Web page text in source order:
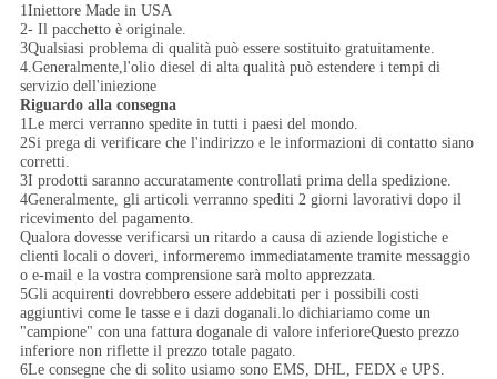
1Iniettore Made in USA
2- Il pacchetto è originale.
3Qualsiasi problema di qualità può essere sostituito gratuitamente.
4.Generalmente,l'olio diesel di alta qualità può estendere i tempi di
servizio dell'iniezione
Riguardo alla consegna
1Le merci verranno spedite in tutti i paesi del mondo.
2Si prega di verificare che l'indirizzo e le informazioni di contatto siano
corretti.
3I prodotti saranno accuratamente controllati prima della spedizione.
4Generalmente, gli articoli verranno spediti 2 giorni lavorativi dopo il
ricevimento del pagamento.
Qualora dovesse verificarsi un ritardo a causa di aziende logistiche e
clienti locali o doveri, informeremo immediatamente tramite messaggio
o e-mail e la vostra comprensione sarà molto apprezzata.
5Gli acquirenti dovrebbero essere addebitati per i possibili costi
aggiuntivi come le tasse e i dazi doganali.lo dichiariamo come un
"campione" con una fattura doganale di valore inferioreQuesto prezzo
inferiore non riflette il prezzo totale pagato.
6Le consegne che di solito usiamo sono EMS, DHL, FEDX e UPS.